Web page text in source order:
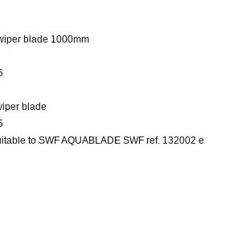
blade 1000mm
blade
to SWF AQUABLADE SWF ref. 132002 e